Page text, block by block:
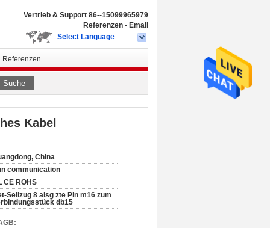
Vertrieb & Support 86--15099965979
Referenzen - Email
Select Language
Referenzen
Suche
Kabel
China
communication
CE ROHS
Seilzug 8 aisg zte Pin m16 zum
db15